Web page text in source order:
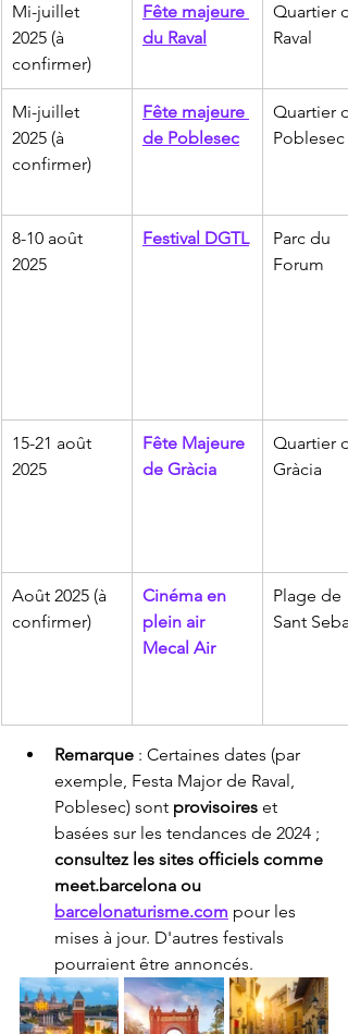
Mi-juillet
2025 (à
confirmer)
Fête majeure
du Raval
Quartier
Raval
Mi-juillet
2025 (à
confirmer)
Fête majeure
de Poblesec
Quartier
Poblesec
8-10 août
2025
Festival DGTL
Parc du
Forum
15-21 août
2025
Fête Majeure
de Gràcia
Quartier
Gràcia
Août 2025 (à
confirmer)
Cinéma en
plein air
Mecal Air
Plage de
Sant
Remarque : Certaines dates (par
exemple, Festa Major de Raval,
Poblesec) sont provisoires et
basées sur les tendances de 2024 ;
consultez les sites officiels comme
meet.barcelona ou
barcelonaturisme.com pour les
mises à jour. D'autres festivals
pourraient être annoncés.